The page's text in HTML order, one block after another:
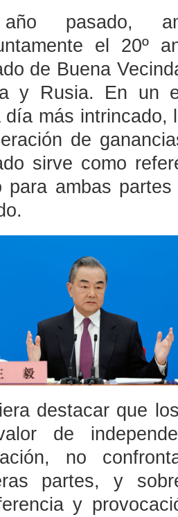
pasado,
el 20º
de Buena
y Rusia. En un
día más intrincado,
de
sirve como
para ambas
destacar que
de
no
partes, y
y